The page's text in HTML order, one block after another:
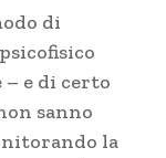
di
e di certo
sanno
la